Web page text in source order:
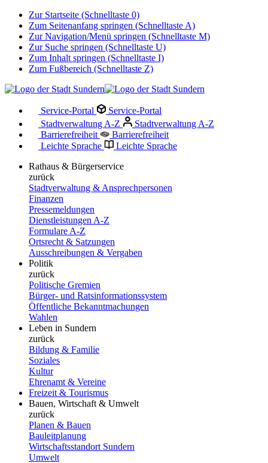
Zur Startseite (Schnelltaste 0)
Zum Seitenanfang springen (Schnelltaste A)
Zur Navigation/Menü springen (Schnelltaste M)
Zur Suche springen (Schnelltaste U)
Zum Inhalt springen (Schnelltaste I)
Zum Fußbereich (Schnelltaste Z)
Service-Portal
Service-Portal
Stadtverwaltung A-Z
Stadtverwaltung A-Z
Barrierefreiheit
Barrierefreiheit
Leichte Sprache
Leichte Sprache
Rathaus & Bürgerservice
zurück
Stadtverwaltung & Ansprechpersonen
Finanzen
Pressemeldungen
Dienstleistungen A-Z
Formulare A-Z
Ortsrecht & Satzungen
Ausschreibungen & Vergaben
Politik
zurück
Politische Gremien
Bürger- und Ratsinformationssystem
Öffentliche Bekanntmachungen
Wahlen
Leben in Sundern
zurück
Bildung & Familie
Soziales
Kultur
Ehrenamt & Vereine
Freizeit & Tourismus
Bauen, Wirtschaft & Umwelt
zurück
Planen & Bauen
Bauleitplanung
Wirtschaftsstandort Sundern
Umwelt